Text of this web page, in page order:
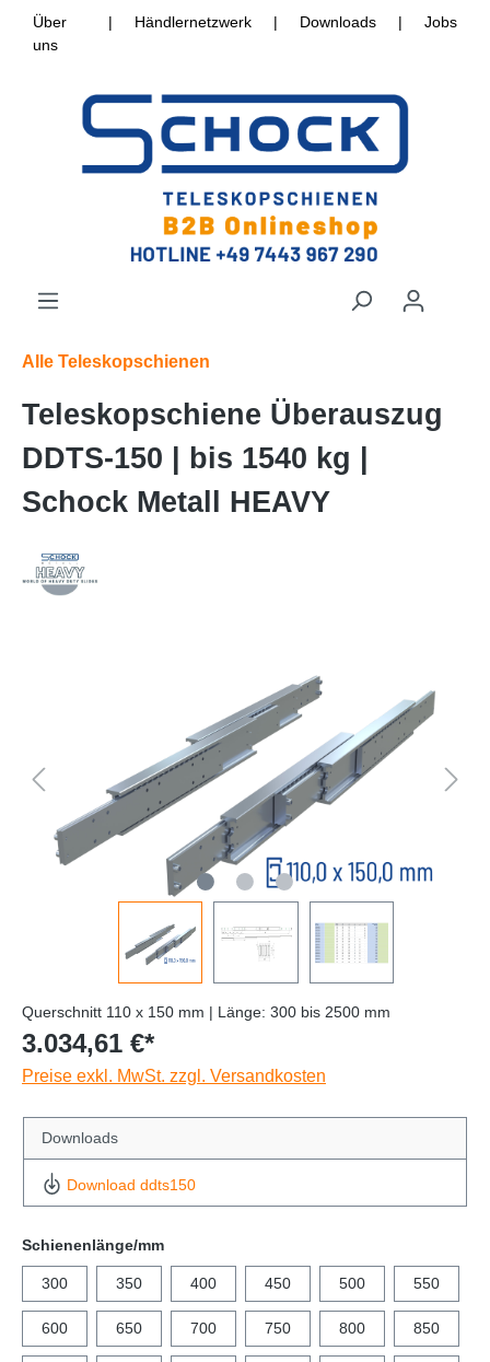
Über
uns
| Händlernetzwerk | Downloads | Jobs
Alle Teleskopschienen
Teleskopschiene Überauszug
DDTS-150 | bis 1540 kg |
Schock Metall HEAVY
Querschnitt 110 x 150 mm | Länge: 300 bis 2500 mm
3.034,61 €*
Preise exkl. MwSt. zzgl. Versandkosten
Downloads
Download ddts150
Schienenlänge/mm
300 350 400 450 500 550
600 650 700 750 800 850